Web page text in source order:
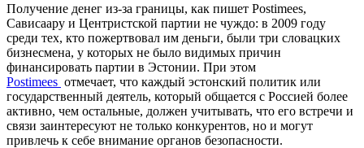
Получение денег из-за границы, как пишет Postimees,
Сависаару и Центристской партии не чуждо: в 2009 году
среди тех, кто пожертвовал им деньги, были три словацких
бизнесмена, у которых не было видимых причин
финансировать партии в Эстонии. При этом
Postimees отмечает, что каждый эстонский политик или
государственный деятель, который общается с Россией более
активно, чем остальные, должен учитывать, что его встречи и
связи заинтересуют не только конкурентов, но и могут
привлечь к себе внимание органов безопасности.